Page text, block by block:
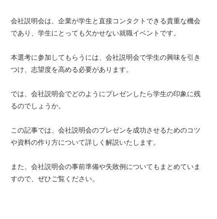
会社説明会は、企業が学生と直接コンタクトできる貴重な機会
であり、学生にとっても欠かせない就職イベントです。
本選考に参加してもらうには、会社説明会で学生の興味を引き
つけ、志望度を高める必要があります。
では、会社説明会でどのようにプレゼンしたら学生の印象に残
るのでしょうか。
この記事では、会社説明会のプレゼンを成功させるためのコツ
や資料の作り方について詳しく解説いたします。
また、会社説明会の事前準備や失敗例についてもまとめていま
すので、ぜひご覧ください。